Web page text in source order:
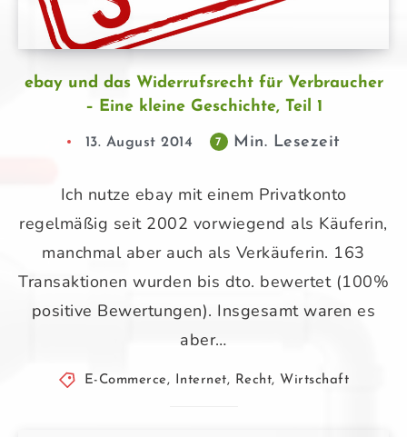
ebay und das Widerrufsrecht für Verbraucher
– Eine kleine Geschichte, Teil 1
13. August 2014 7 Min. Lesezeit
Ich nutze ebay mit einem Privatkonto
regelmäßig seit 2002 vorwiegend als Käuferin,
manchmal aber auch als Verkäuferin. 163
Transaktionen wurden bis dto. bewertet (100%
positive Bewertungen). Insgesamt waren es
aber…
E-Commerce, Internet, Recht, Wirtschaft